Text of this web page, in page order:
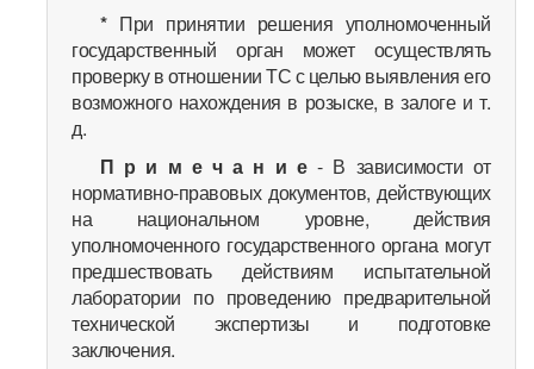
*При принятии решения уполномоченный
государственный орган может осуществлять
проверку в отношении ТС с целью выявления его
возможного нахождения в розыске, в залоге и т.
д.
П р и м е ч а н и е- В зависимости от
нормативно-правовых документов, действующих
на национальном уровне, действия
уполномоченного государственного органа могут
предшествовать действиям испытательной
лаборатории по проведению предварительной
технической экспертизы и подготовке
заключения.